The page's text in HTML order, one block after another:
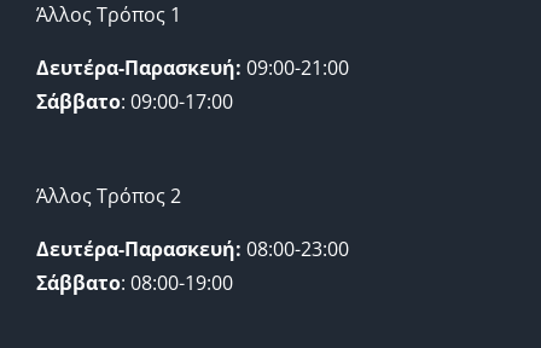
Άλλος Τρόπος 1
Δευτέρα-Παρασκευή: 09:00-21:00
Σάββατο: 09:00-17:00
Άλλος Τρόπος 2
Δευτέρα-Παρασκευή: 08:00-23:00
Σάββατο: 08:00-19:00